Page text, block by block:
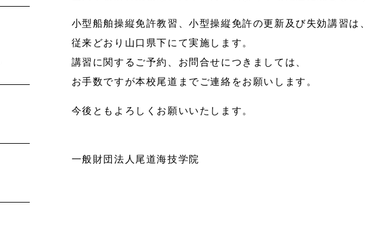
小型船舶操縦免許教習、小型操縦免許の更新及び失効講習は、
従来どおり山口県下にて実施します。
講習に関するご予約、お問合せにつきましては、
お手数ですが本校尾道までご連絡をお願いします。
今後ともよろしくお願いいたします。
一般財団法人尾道海技学院